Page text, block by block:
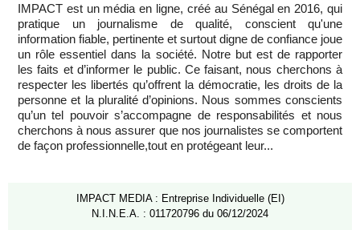
IMPACT est un média en ligne, créé au Sénégal en 2016, qui
pratique un journalisme de qualité, conscient qu'une
information fiable, pertinente et surtout digne de confiance joue
un rôle essentiel dans la société. Notre but est de rapporter
les faits et d’informer le public. Ce faisant, nous cherchons à
respecter les libertés qu’offrent la démocratie, les droits de la
personne et la pluralité d’opinions. Nous sommes conscients
qu’un tel pouvoir s’accompagne de responsabilités et nous
cherchons à nous assurer que nos journalistes se comportent
de façon professionnelle,tout en protégeant leur...
IMPACT MEDIA : Entreprise Individuelle (EI)
N.I.N.E.A. : 011720796 du 06/12/2024